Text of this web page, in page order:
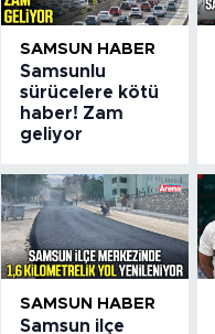
SAMSUN HABER
Samsunlu
sürücelere kötü
haber! Zam
geliyor
SAMSUN HABER
Samsun ilçe